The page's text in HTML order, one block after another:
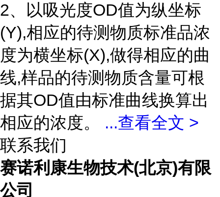
2、以吸光度OD值为纵坐标
(Y),相应的待测物质标准品浓
度为横坐标(X),做得相应的曲
线,样品的待测物质含量可根
据其OD值由标准曲线换算出
相应的浓度。 ...查看全文 >
联系我们
赛诺利康生物技术(北京)有限
公司